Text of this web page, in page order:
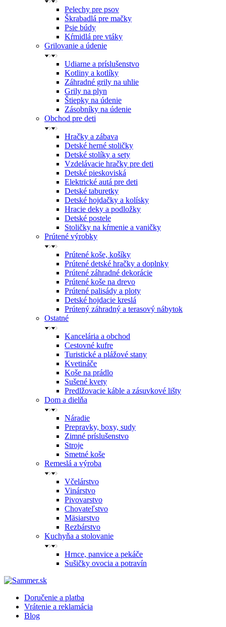
Pelechy pre psov
Škrabadlá pre mačky
Psie búdy
Kŕmidlá pre vtáky
Grilovanie a údenie
Udiarne a príslušenstvo
Kotliny a kotlíky
Záhradné grily na uhlie
Grily na plyn
Štiepky na údenie
Zásobníky na údenie
Obchod pre deti
Hračky a zábava
Detské herné stoličky
Detské stolíky a sety
Vzdelávacie hračky pre deti
Detské pieskoviská
Elektrické autá pre deti
Detské taburetky
Detské hojdačky a kolísky
Hracie deky a podložky
Detské postele
Stoličky na kŕmenie a vaničky
Prútené výrobky
Prútené koše, košíky
Prútené detské hračky a doplnky
Prútené záhradné dekorácie
Prútené koše na drevo
Prútené palisády a ploty
Detské hojdacie kreslá
Prútený záhradný a terasový nábytok
Ostatné
Kancelária a obchod
Cestovné kufre
Turistické a plážové stany
Kvetináče
Koše na prádlo
Sušené kvety
Predlžovacie káble a zásuvkové lišty
Dom a dielňa
Náradie
Prepravky, boxy, sudy
Zimné príslušenstvo
Stroje
Smetné koše
Remeslá a výroba
Včelárstvo
Vinárstvo
Pivovarstvo
Chovateľstvo
Mäsiarstvo
Rezbárstvo
Kuchyňa a stolovanie
Hrnce, panvice a pekáče
Sušičky ovocia a potravín
Doručenie a platba
Vrátenie a reklamácia
Blog